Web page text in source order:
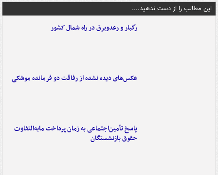
این مطالب را از دست ندهید....
رگبار و رعدوبرق در راه شمال کشور
عکس‌های دیده نشده از رفاقت دو فرمانده‌ موشکی
پاسخ تأمین‌اجتماعی به زمان پرداخت مابه‌التفاوت
حقوق بازنشستگان